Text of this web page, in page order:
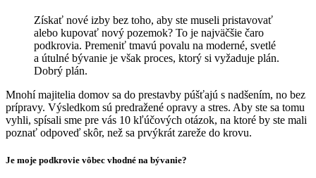
Získať nové izby bez toho, aby ste museli pristavovať
alebo kupovať nový pozemok? To je najväčšie čaro
podkrovia. Premeniť tmavú povalu na moderné, svetlé
a útulné bývanie je však proces, ktorý si vyžaduje plán.
Dobrý plán.
Mnohí majitelia domov sa do prestavby púšťajú s nadšením, no bez
prípravy. Výsledkom sú predražené opravy a stres. Aby ste sa tomu
vyhli, spísali sme pre vás 10 kľúčových otázok, na ktoré by ste mali
poznať odpoveď skôr, než sa prvýkrát zareže do krovu.
Je moje podkrovie vôbec vhodné na bývanie?